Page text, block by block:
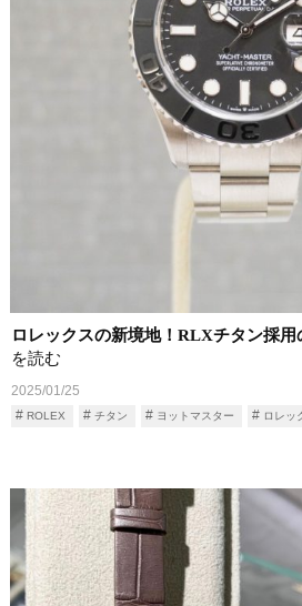
ロレックスの新境地！RLXチタン採用
を読む
2025/01/25
ROLEX チタン ヨットマスター ロレッ